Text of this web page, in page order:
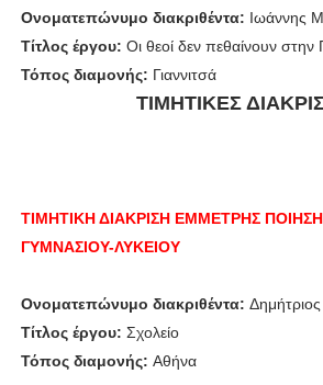
Ονοματεπώνυμο διακριθέντα: Ιωάννης
Τίτλος έργου: Οι θεοί δεν πεθαίνουν στην
Τόπος διαμονής: Γιαννιτσά
ΤΙΜΗΤΙΚΕΣ
ΤΙΜΗΤΙΚΗ ΔΙΑΚΡΙΣΗ ΕΜΜΕΤΡΗΣ
ΓΥΜΝΑΣΙΟΥ-ΛΥΚΕΙΟΥ
Ονοματεπώνυμο διακριθέντα:
Τίτλος έργου: Σχολείο
Τόπος διαμονής: Αθήνα